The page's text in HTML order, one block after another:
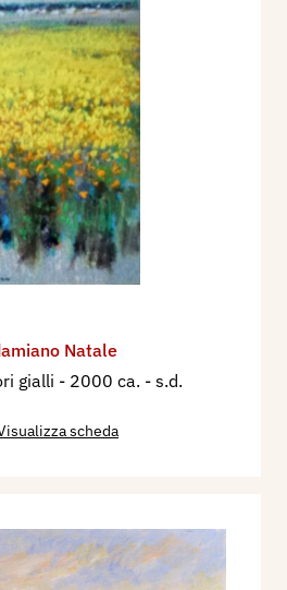
Natale
gialli - 2000 ca. - s.d.
scheda